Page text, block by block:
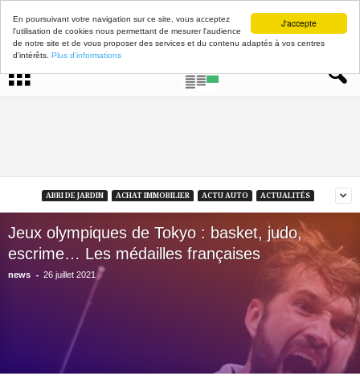
J'accepte
En poursuivant votre navigation sur ce site, vous acceptez
l'utilisation de cookies nous permettant de mesurer l'audience
de notre site et de vous proposer des services et du contenu adaptés à vos centres
d'intérêts. Plus d'informations
ABRI DE JARDIN ACHAT IMMOBILIER ACTU AUTO ACTUALITÉS
Jeux olympiques de Tokyo : basket, judo,
escrime… Les médailles françaises
news - 26 juillet 2021